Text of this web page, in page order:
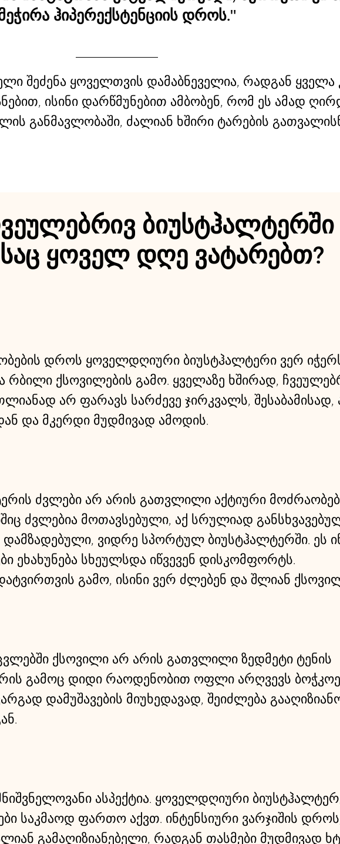
ჰიპერექსტენციის დროს."
შეძენა ყოველთვის დამაბნეველია, რადგან ყველა
ისინი დარწმუნებით ამბობენ, რომ ეს ამად
განმავლობაში, ძალიან ხშირი ტარების
ბიუსტჰალტერში
ყოველ დღე ვატარებთ?
დროს ყოველდღიური ბიუსტჰალტერი ვერ
რბილი ქსოვილების გამო. ყველაზე ხშირად,
არ ფარავს სარძევე ჯირკვალს,
და მკერდი მუდმივად ამოდის.
ძვლები არ არის გათვლილი აქტიური
ძვლებია მოთავსებული, აქ სრულიად
დამზადებული, ვიდრე სპორტულ ბიუსტჰალტერში. ეს
ეხახუნება სხეულსდა იწვევენ დისკომფორტს.
გამო, ისინი ვერ ძლებენ და შლიან
ქსოვილი არ არის გათვლილი ზედმეტი ტენის
გამოც დიდი რაოდენობით ოფლი არღვევს
დამუშავების მიუხედავად, შეიძლება
ასპექტია. ყოველდღიური
საკმაოდ ფართო აქვთ. ინტენსიური ვარჯიშის
გამაღიზიანებელი, რადგან თასმები მუდმივად